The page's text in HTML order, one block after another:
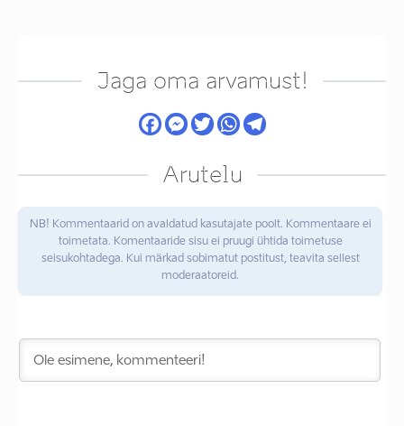
Jaga oma arvamust!
Arutelu
NB! Kommentaarid on avaldatud kasutajate poolt. Kommentaare ei
toimetata. Komentaaride sisu ei pruugi ühtida toimetuse
seisukohtadega. Kui märkad sobimatut postitust, teavita sellest
moderaatoreid.